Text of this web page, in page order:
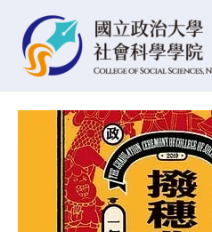
navigation
佈
日